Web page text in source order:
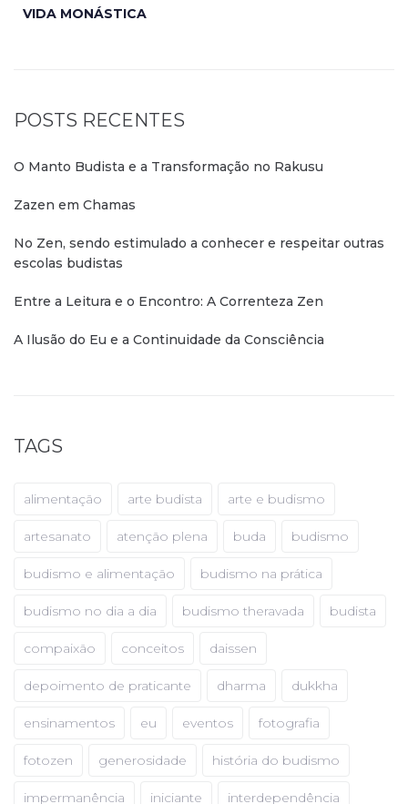
VIDA MONÁSTICA
POSTS RECENTES
O Manto Budista e a Transformação no Rakusu
Zazen em Chamas
No Zen, sendo estimulado a conhecer e respeitar outras
escolas budistas
Entre a Leitura e o Encontro: A Correnteza Zen
A Ilusão do Eu e a Continuidade da Consciência
TAGS
alimentação arte budista arte e budismo
artesanato atenção plena buda budismo
budismo e alimentação budismo na prática
budismo no dia a dia budismo theravada budista
compaixão conceitos daissen
depoimento de praticante dharma dukkha
ensinamentos eu eventos fotografia
fotozen generosidade história do budismo
impermanência iniciante interdependência